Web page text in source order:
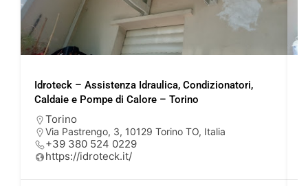
Idroteck – Assistenza Idraulica, Condizionatori,
Caldaie e Pompe di Calore – Torino
Torino
Via Pastrengo, 3, 10129 Torino TO, Italia
+39 380 524 0229
https://idroteck.it/